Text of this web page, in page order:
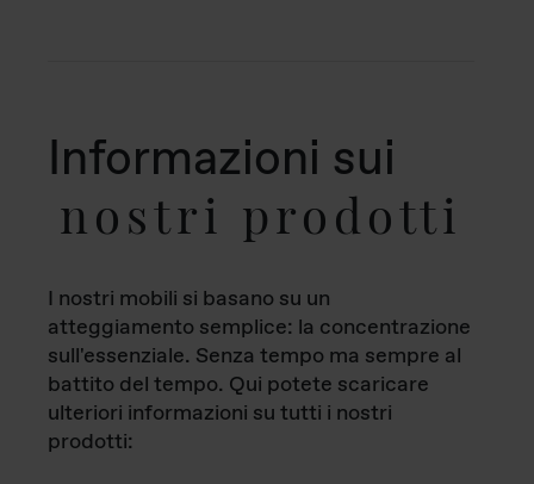
Informazioni sui
nostri prodotti
I nostri mobili si basano su un
atteggiamento semplice: la concentrazione
sull'essenziale. Senza tempo ma sempre al
battito del tempo. Qui potete scaricare
ulteriori informazioni su tutti i nostri
prodotti: